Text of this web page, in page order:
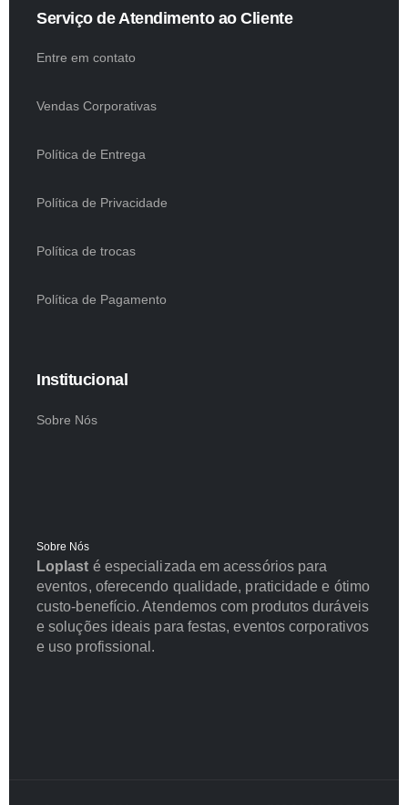
Serviço de Atendimento ao Cliente
Entre em contato
Vendas Corporativas
Política de Entrega
Política de Privacidade
Política de trocas
Política de Pagamento
Institucional
Sobre Nós
Sobre Nós
Loplast é especializada em acessórios para
eventos, oferecendo qualidade, praticidade e ótimo
custo-benefício. Atendemos com produtos duráveis
e soluções ideais para festas, eventos corporativos
e uso profissional.